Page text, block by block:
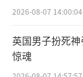
2026-08-07 14:00:04
英国男子扮死
惊魂